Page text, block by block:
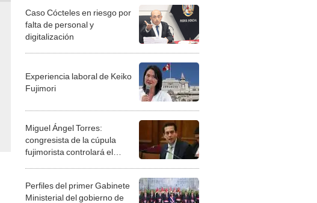
Caso Cócteles en riesgo por
falta de personal y
digitalización
Experiencia laboral de Keiko
Fujimori
Miguel Ángel Torres:
congresista de la cúpula
fujimorista controlará el
Perfiles del primer Gabinete
Ministerial del gobierno de